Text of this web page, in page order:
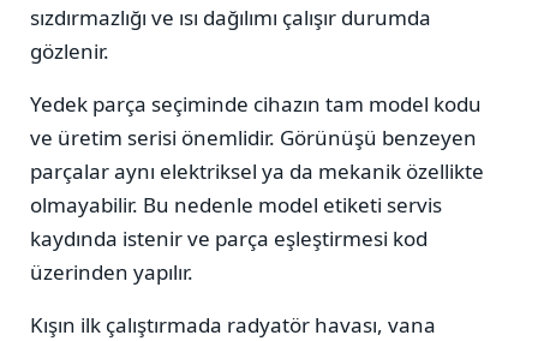
sızdırmazlığı ve ısı dağılımı çalışır durumda
gözlenir.
Yedek parça seçiminde cihazın tam model kodu
ve üretim serisi önemlidir. Görünüşü benzeyen
parçalar aynı elektriksel ya da mekanik özellikte
olmayabilir. Bu nedenle model etiketi servis
kaydında istenir ve parça eşleştirmesi kod
üzerinden yapılır.
Kışın ilk çalıştırmada radyatör havası, vana